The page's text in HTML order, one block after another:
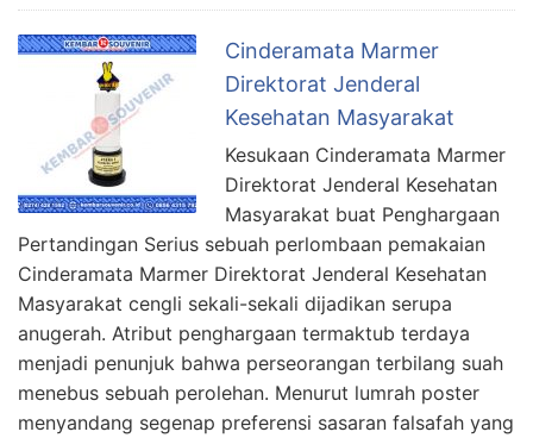
Cinderamata Marmer
Direktorat Jenderal
Kesehatan Masyarakat
Kesukaan Cinderamata Marmer
Direktorat Jenderal Kesehatan
Masyarakat buat Penghargaan
Pertandingan Serius sebuah perlombaan pemakaian
Cinderamata Marmer Direktorat Jenderal Kesehatan
Masyarakat cengli sekali-sekali dijadikan serupa
anugerah. Atribut penghargaan termaktub terdaya
menjadi penunjuk bahwa perseorangan terbilang suah
menebus sebuah perolehan. Menurut lumrah poster
menyandang segenap preferensi sasaran falsafah yang